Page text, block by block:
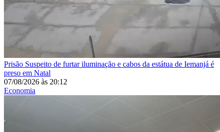
Prisão Suspeito de furtar iluminação e cabos da estátua de Iemanjá é
preso em Natal
07/08/2026 às 20:12
Economia